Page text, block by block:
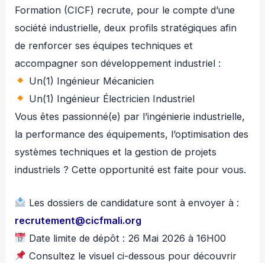
Formation (CICF) recrute, pour le compte d’une
société industrielle, deux profils stratégiques afin
de renforcer ses équipes techniques et
accompagner son développement industriel :
Un(1) Ingénieur Mécanicien
Un(1) Ingénieur Électricien Industriel
Vous êtes passionné(e) par l’ingénierie industrielle,
la performance des équipements, l’optimisation des
systèmes techniques et la gestion de projets
industriels ? Cette opportunité est faite pour vous.
Les dossiers de candidature sont à envoyer à :
recrutement@cicfmali.org
Date limite de dépôt : 26 Mai 2026 à 16H00
Consultez le visuel ci-dessous pour découvrir